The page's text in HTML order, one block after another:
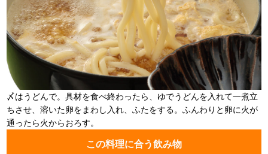
〆はうどんで。具材を食べ終わったら、ゆでうどんを入れて一煮立
ちさせ、溶いた卵をまわし入れ、ふたをする。ふんわりと卵に火が
通ったら火からおろす。
この料理に合う飲み物